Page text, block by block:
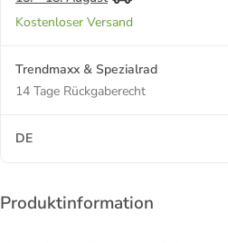
Kostenloser Versand
Trendmaxx & Spezialrad
14 Tage Rückgaberecht
DE
Produktinformation